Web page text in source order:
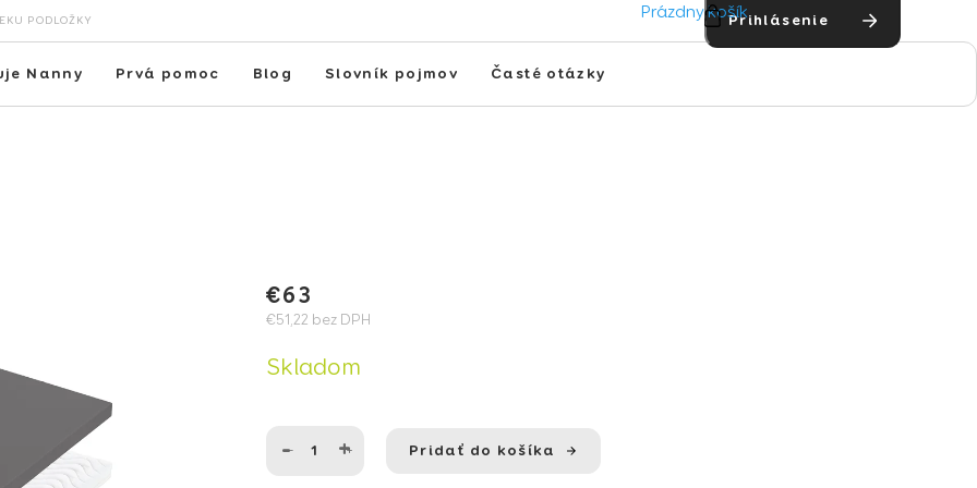
PODLOŽKY Prihlásenie
NÁKUPNÝ
KOŠÍK
Prázdny košík
Nanny Prvá pomoc Blog Slovník pojmov Časté otázky
€63
€51,22 bez DPH
cena:
Skladom
+
− Pridať do košíka